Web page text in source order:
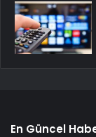
En Güncel